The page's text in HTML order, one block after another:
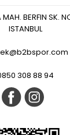
BERFIN SK.
ISTANBUL
308 88 94